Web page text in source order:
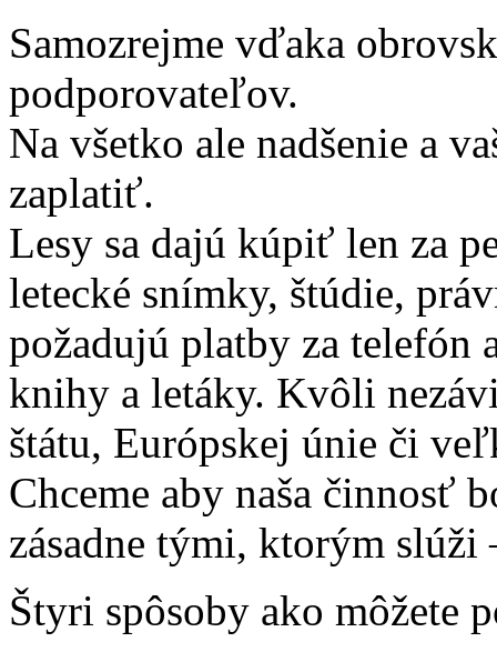
Samozrejme vďaka
podporovateľov.
Na všetko ale nadšenie a
zaplatiť.
Lesy sa dajú kúpiť len za
letecké snímky, štúdie,
požadujú platby za telefón
knihy a letáky. Kvôli
štátu, Európskej únie či
Chceme aby naša činnosť
zásadne tými, ktorým
Štyri spôsoby ako môžete